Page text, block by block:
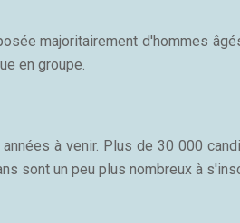
majoritairement d'hommes
en groupe.
à venir. Plus de 30 000
sont un peu plus nombreux à